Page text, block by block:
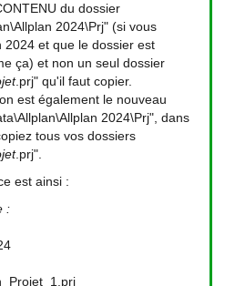
du dossier
2024\Prj" (si vous
2024 et que le dossier est
ça) et non un seul dossier
.prj" qu'il faut copier.
est également le nouveau
2024\Prj", dans
tous vos dossiers
.prj".
est ainsi :
: